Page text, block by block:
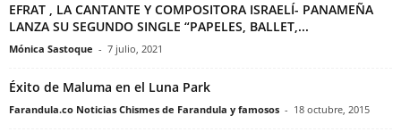
EFRAT , LA CANTANTE Y COMPOSITORA ISRAELÍ- PANAMEÑA
LANZA SU SEGUNDO SINGLE “PAPELES, BALLET,...
Mónica Sastoque - 7 julio, 2021
Éxito de Maluma en el Luna Park
Farandula.co Noticias Chismes de Farandula y famosos - 18 octubre, 2015